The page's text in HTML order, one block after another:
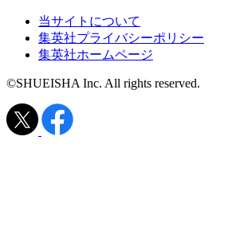
当サイトについて
集英社プライバシーポリシー
集英社ホームページ
©SHUEISHA Inc. All rights reserved.